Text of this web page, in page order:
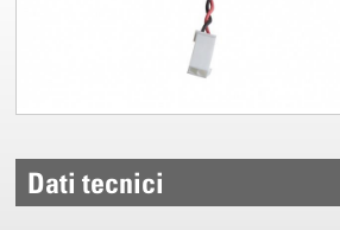
Dati tecnici